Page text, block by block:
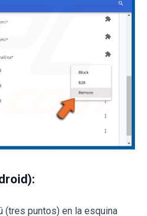
(tres puntos) en la esquina